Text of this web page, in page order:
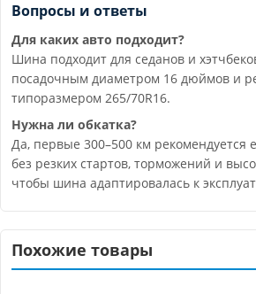
Вопросы и ответы
Для каких авто подходит?
Шина подходит для седанов и
посадочным диаметром 16 дюймов и
типоразмером 265/70R16.
Нужна ли обкатка?
Да, первые 300–500 км рекомендуется
без резких стартов, торможений и
чтобы шина адаптировалась к
Похожие товары